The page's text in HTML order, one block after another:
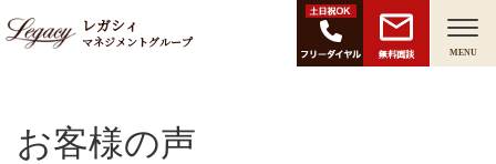
レガシィ
マネジメントグループ
無料面談 MENU
お客様の声